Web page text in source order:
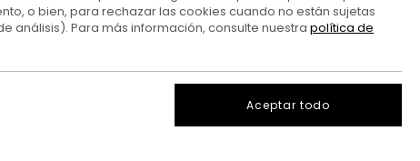
o bien, para rechazar las cookies cuando no están sujetas
análisis). Para más información, consulte nuestra política de
Aceptar todo